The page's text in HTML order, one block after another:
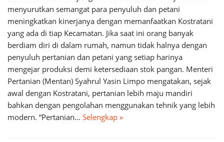
menyurutkan semangat para penyuluh dan petani
meningkatkan kinerjanya dengan memanfaatkan Kostratani
yang ada di tiap Kecamatan. Jika saat ini orang banyak
berdiam diri di dalam rumah, namun tidak halnya dengan
penyuluh pertanian dan petani yang setiap harinya
mengejar produksi demi ketersediaan stok pangan. Menteri
Pertanian (Mentan) Syahrul Yasin Limpo mengatakan, sejak
awal dengan Kostratani, pertanian lebih maju mandiri
bahkan dengan pengolahan menggunakan tehnik yang lebih
modern. “Pertanian… Selengkap »